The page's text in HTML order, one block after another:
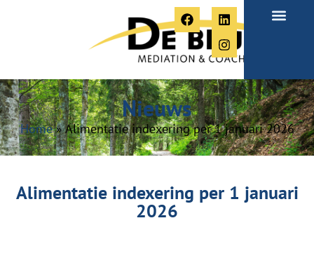
Nieuws
Home»Alimentatie indexering per 1 januari 2026
Alimentatie indexering per 1 januari
2026